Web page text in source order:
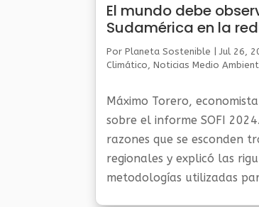
El mundo debe
Sudamérica en la
hambre, afirma
de la FAO
PorPlaneta Sostenible |Jul 26,
Climático,Noticias Medio
Máximo Torero,
sobre el informe SOFI
razones que se esconden
regionales y explicó las
metodologías utilizadas